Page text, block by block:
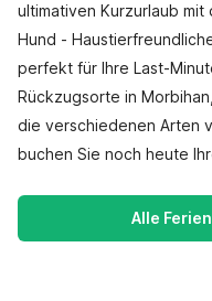
ultimativen Kurzurlaub
Hund -
perfekt für Ihre Last-
Rückzugsorte in
die verschiedenen Arten
buchen Sie noch heute
Alle